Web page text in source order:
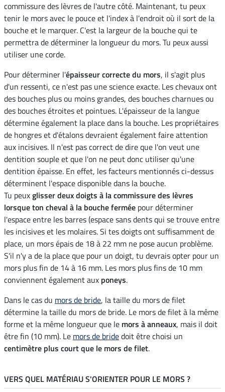
commissure des lèvres de l'autre côté. Maintenant, tu peux
tenir le mors avec le pouce et l'index à l'endroit où il sort de la
bouche et le marquer. C'est la largeur de la bouche qui te
permettra de déterminer la longueur du mors. Tu peux aussi
utiliser une corde.
Pour déterminer l'épaisseur correcte du mors, il s'agit plus
d'un ressenti, ce n'est pas une science exacte. Les chevaux ont
des bouches plus ou moins grandes, des bouches charnues ou
des bouches étroites et pointues. L'épaisseur de la langue
détermine également la place dans la bouche. Les propriétaires
de hongres et d'étalons devraient également faire attention
aux incisives. Il n'est pas correct de dire que l'on veut une
dentition souple et que l'on ne peut donc utiliser qu'une
dentition épaisse. En effet, les facteurs mentionnés ci-dessus
déterminent l'espace disponible dans la bouche.
Tu peuxglisser deux doigts à la commissure des lèvres
lorsque ton cheval à la bouche fermée pour déterminer
l'espace entre les barres (espace sans dents qui se trouve entre
les incisives et les molaires. Si tes doigts ont suffisamment de
place, un mors épais de 18 à 22 mm ne pose aucun problème.
S'il n'y a de la place que pour un doigt, tu devrais opter pour un
mors plus fin de 14 à 16 mm. Les mors plus fins de 10 mm
conviennent également aux poneys.
Dans le cas du mors de bride, la taille du mors de filet
détermine la taille du mors de bride. Le mors de filet à la même
forme et la même longueur que le mors à anneaux, mais il doit
être fin (10 mm). Le mors de bridedoit être choisi un
centimètre plus court que le mors de filet.
VERS QUEL MATÉRIAU S'ORIENTER POUR LE MORS ?